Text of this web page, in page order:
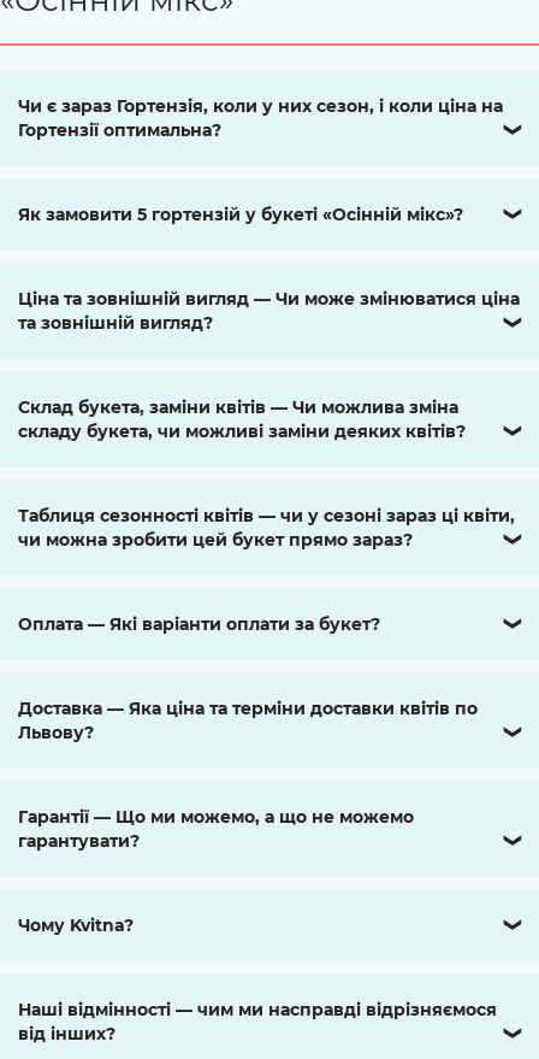
Чи є зараз Гортензія, коли у них сезон, і коли ціна на
Гортензії оптимальна?
❯
Як замовити 5 гортензій у букеті «Осінній мікс»? ❯
Ціна та зовнішній вигляд — Чи може змінюватися ціна
та зовнішній вигляд?
❯
Склад букета, заміни квітів — Чи можлива зміна
складу букета, чи можливі заміни деяких квітів?
❯
Таблиця сезонності квітів — чи у сезоні зараз ці квіти,
чи можна зробити цей букет прямо зараз?
❯
Оплата — Які варіанти оплати за букет? ❯
Доставка — Яка ціна та терміни доставки квітів по
Львову?
❯
Гарантії — Що ми можемо, а що не можемо
гарантувати?
❯
Чому Kvitna? ❯
Наші відмінності — чим ми насправді відрізняємося
від інших?
❯